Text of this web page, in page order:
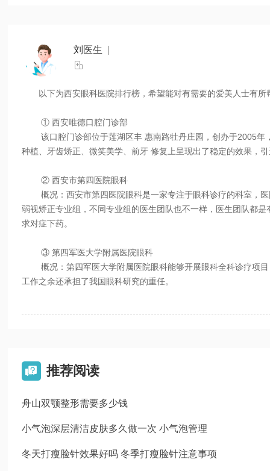
刘医生

以下为西安眼科医院排行榜，希望能对有需要的爱美人士有所
① 西安唯德口腔门诊部
该口腔门诊部位于莲湖区丰 惠南路牡丹庄园，创办于2005年
种植、牙齿矫正、微笑美学、前牙 修复上呈现出了稳定的效果，
② 西安市第四医院眼科
概况：西安市第四医院眼科是一家专注于眼科诊疗的科室，医
弱视矫正专业组，不同专业组的医生团队也不一样，医生团队都
求对症下药。
③ 第四军医大学附属医院眼科
概况：第四军医大学附属医院眼科能够开展眼科全科诊疗项目
工作之余还承担了我国眼科研究的重任。
 推荐阅读
舟山双颚整形需要多少钱
小气泡深层清洁皮肤多久做一次 小气泡管理
冬天打瘦脸针效果好吗 冬季打瘦脸针注意事项